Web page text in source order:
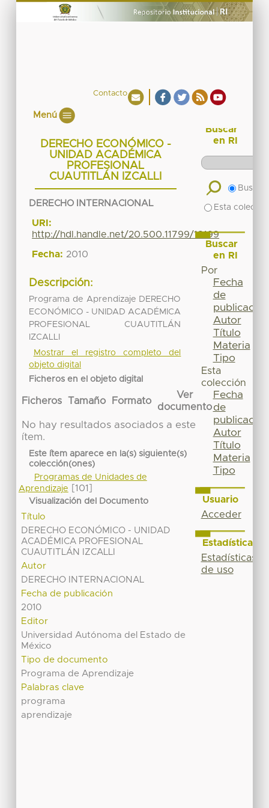
Contacto
Menú
DERECHO ECONÓMICO -
UNIDAD ACADÉMICA
PROFESIONAL
CUAUTITLÁN IZCALLI
DERECHO INTERNACIONAL
URI:
http://hdl.handle.net/20.500.11799/18199
Fecha: 2010
Descripción:
Programa de Aprendizaje DERECHO
ECONÓMICO - UNIDAD ACADÉMICA
PROFESIONAL CUAUTITLÁN
IZCALLI
Mostrar el registro completo del
objeto digital
Ficheros en el objeto digital
Ficheros Tamaño Formato
Ver
documento
No hay resultados asociados a este
ítem.
Este ítem aparece en la(s) siguiente(s)
colección(ones)
Programas de Unidades de
Aprendizaje
[101]
Visualización del Documento
Título
DERECHO ECONÓMICO - UNIDAD
ACADÉMICA PROFESIONAL
CUAUTITLÁN IZCALLI
Autor
DERECHO INTERNACIONAL
Fecha de publicación
2010
Editor
Universidad Autónoma del Estado de
México
Tipo de documento
Programa de Aprendizaje
Palabras clave
programa
aprendizaje
Buscar
en RI
Buscar
Esta
Buscar
en RI
Por
Fecha
de
publicación
Autor
Título
Materia
Tipo
Esta
colección
Fecha
de
publicación
Autor
Título
Materia
Tipo
Usuario
Acceder
Estadísticas
Estadísticas
de uso